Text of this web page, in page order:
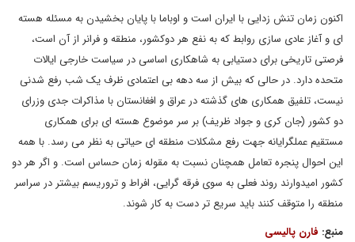
اکنون زمان تنش زدایی با ایران است و اوباما با پایان بخشیدن به مسئله هسته
ای و آغاز عادی سازی روابط که به نفع هر دوکشور، منطقه و فرانر از آن است،
فرصتی تاریخی برای دستیابی به شاهکاری اساسی در سیاست خارجی ایالات
متحده دارد. در حالی که بیش از سه دهه بی اعتمادی ظرف یک شب رفع شدنی
نیست، تلفیق همکاری های گذشته در عراق و افغانستان با مذاکرات جدی وزرای
دو کشور (جان کری و جواد ظریف) بر سر موضوع هسته ای برای همکاری
مستقیم عملگرایانه جهت رفع مشکلات منطقه ای حیاتی به نظر می رسد. با همه
این احوال پنجره تعامل همچنان نسبت به مقوله زمان حساس است. و اگر هر دو
کشور امیدوارند روند فعلی به سوی فرقه گرایی، افراط و تروریسم بیشتر در سراسر
منطقه را متوقف کنند باید سریع تر دست به کار شوند.
منبع: فارن پالیسی